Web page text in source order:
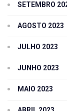
SETEMBRO
AGOSTO 2023
JULHO 2023
JUNHO 2023
MAIO 2023